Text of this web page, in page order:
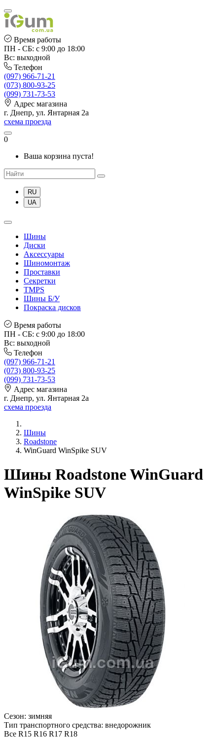
Время работы
ПН - СБ: с 9:00 до 18:00
Вс: выходной
Телефон
(097) 966-71-21
(073) 800-93-25
(099) 731-73-53
Адрес магазина
г. Днепр, ул. Янтарная 2а
схема проезда
0
Ваша корзина пуста!
RU
UA
Шины
Диски
Аксессуары
Шиномонтаж
Проставки
Секретки
TMPS
Шины Б/У
Покраска дисков
Время работы
ПН - СБ: с 9:00 до 18:00
Вс: выходной
Телефон
(097) 966-71-21
(073) 800-93-25
(099) 731-73-53
Адрес магазина
г. Днепр, ул. Янтарная 2а
схема проезда
Шины
Roadstone
WinGuard WinSpike SUV
Шины Roadstone WinGuard
WinSpike SUV
Сезон: зимняя
Тип транспортного средства: внедорожник
Все R15 R16 R17 R18